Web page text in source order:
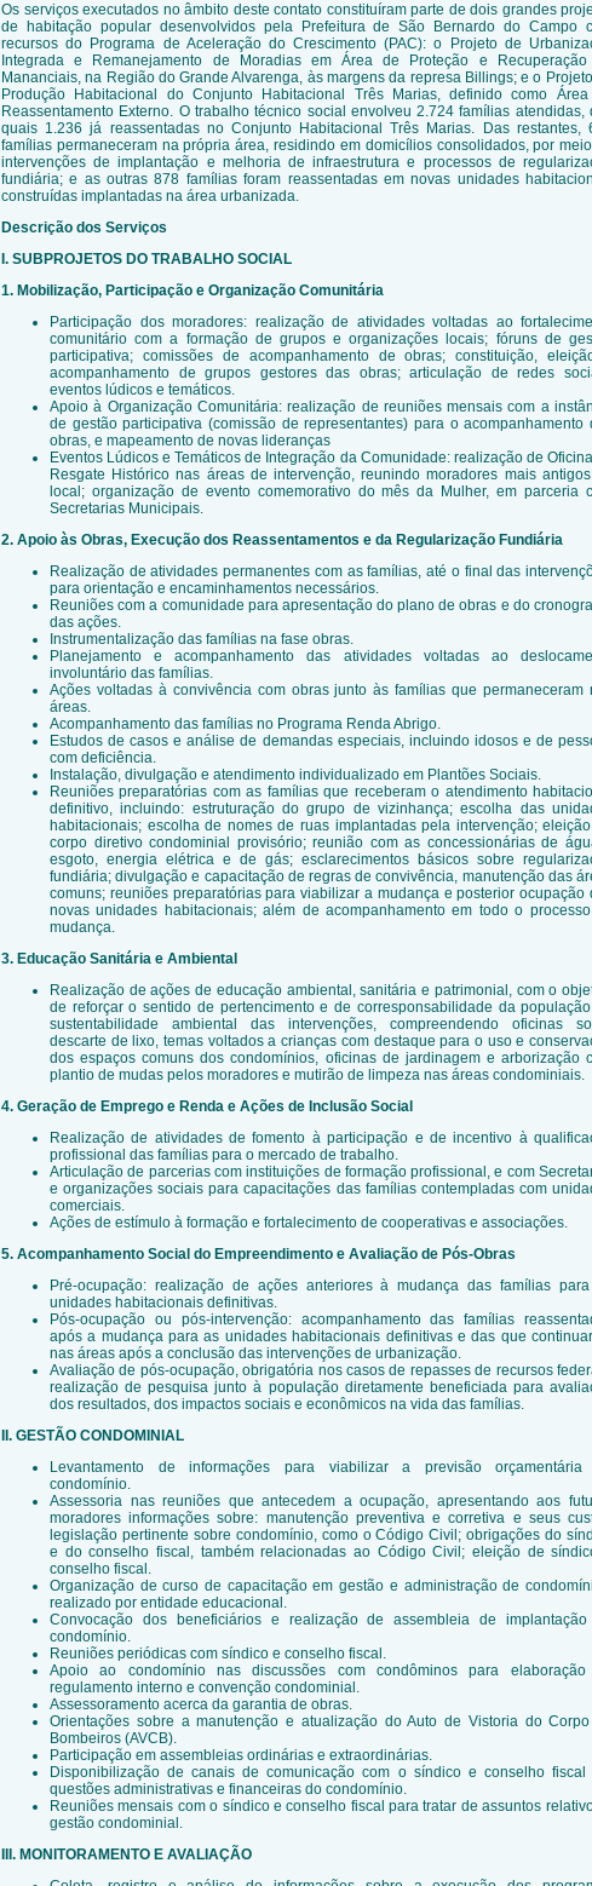
Os serviços executados no âmbito deste contato constituíram parte de dois grandes
de habitação popular desenvolvidos pela Prefeitura de São Bernardo do Campo
recursos do Programa de Aceleração do Crescimento (PAC): o
Projeto de
Integrada e Remanejamento de Moradias em Área de Proteção e
Mananciais, na Região do Grande Alvarenga, às margens da represa Billings; e o
Produção Habitacional do Conjunto Habitacional Três Marias, definido como
Reassentamento Externo. O trabalho técnico social envolveu 2.724 famílias atendidas,
quais 1.236 já reassentadas no Conjunto Habitacional Três Marias. Das restantes,
famílias permaneceram na própria área, residindo em domicílios consolidados, por
intervenções de implantação e melhoria de infraestrutura e processos de
fundiária; e as outras 878 famílias foram reassentadas em novas unidades
construídas implantadas na área urbanizada.
Descrição dos Serviços
I. SUBPROJETOS DO TRABALHO SOCIAL
1. Mobilização, Participação e Organização Comunitária
Participação dos moradores: realização de atividades voltadas ao
comunitário com a formação de grupos e organizações locais; fóruns de
participativa; comissões de acompanhamento de obras; constituição,
acompanhamento de grupos gestores das obras; articulação de redes
eventos lúdicos e temáticos.
Apoio à Organização Comunitária: realização de reuniões mensais com a
de gestão participativa (comissão de representantes) para o acompanhamento
obras, e mapeamento de novas lideranças
Eventos Lúdicos e Temáticos de Integração da Comunidade: realização de
Resgate Histórico nas áreas de intervenção, reunindo moradores mais
local; organização de evento comemorativo do mês da Mulher, em parceria
Secretarias Municipais.
2. Apoio às Obras, Execução dos Reassentamentos e da Regularização Fundiária
Realização de atividades permanentes com as famílias, até o final das
para orientação e encaminhamentos necessários.
Reuniões com a comunidade para apresentação do plano de obras e do
das ações.
Instrumentalização das famílias na fase obras.
Planejamento e acompanhamento das atividades voltadas ao
involuntário das famílias.
Ações voltadas à convivência com obras junto às famílias que permaneceram
áreas.
Acompanhamento das famílias no Programa Renda Abrigo.
Estudos de casos e análise de demandas especiais, incluindo idosos e de
com deficiência.
Instalação, divulgação e atendimento individualizado em Plantões Sociais.
Reuniões preparatórias com as famílias que receberam o atendimento
definitivo, incluindo: estruturação do grupo de vizinhança; escolha das
habitacionais; escolha de nomes de ruas implantadas pela intervenção;
corpo diretivo condominial provisório; reunião com as concessionárias de
esgoto, energia elétrica e de gás; esclarecimentos básicos sobre
fundiária; divulgação e capacitação de regras de convivência, manutenção das
comuns; reuniões preparatórias para viabilizar a mudança e posterior ocupação
novas unidades habitacionais; além de acompanhamento em todo o
mudança.
3. Educação Sanitária e Ambiental
Realização de ações de educação ambiental, sanitária e patrimonial, com o
de reforçar o sentido de pertencimento e de corresponsabilidade da
sustentabilidade ambiental das intervenções, compreendendo oficinas
descarte de lixo, temas voltados a crianças com destaque para o uso e
dos espaços comuns dos condomínios, oficinas de jardinagem e arborização
plantio de mudas pelos moradores e mutirão de limpeza nas áreas condominiais.
4. Geração de Emprego e Renda e Ações de Inclusão Social
Realização de atividades de fomento à participação e de incentivo à
profissional das famílias para o mercado de trabalho.
Articulação de parcerias com instituições de formação profissional, e com
e organizações sociais para capacitações das famílias contempladas com
comerciais.
Ações de estímulo à formação e fortalecimento de cooperativas e associações.
5. Acompanhamento Social do Empreendimento e Avaliação de Pós-Obras
Pré-ocupação: realização de ações anteriores à mudança das famílias
unidades habitacionais definitivas.
Pós-ocupação ou pós-intervenção: acompanhamento das famílias
após a mudança para as unidades habitacionais definitivas e das que
nas áreas após a conclusão das intervenções de urbanização.
Avaliação de pós-ocupação, obrigatória nos casos de repasses de recursos
realização de pesquisa junto à população diretamente beneficiada para
dos resultados, dos impactos sociais e econômicos na vida das famílias.
II. GESTÃO CONDOMINIAL
Levantamento de informações para viabilizar a previsão
condomínio.
Assessoria nas reuniões que antecedem a ocupação, apresentando aos
moradores informações sobre: manutenção preventiva e corretiva e seus
legislação pertinente sobre condomínio, como o Código Civil; obrigações do
e do conselho fiscal, também relacionadas ao Código Civil; eleição de
conselho fiscal.
Organização de curso de capacitação em gestão e administração de
realizado por entidade educacional.
Convocação dos beneficiários e realização de assembleia de
condomínio.
Reuniões periódicas com síndico e conselho fiscal.
Apoio ao condomínio nas discussões com condôminos para
regulamento interno e convenção condominial.
Assessoramento acerca da garantia de obras.
Orientações sobre a manutenção e atualização do Auto de Vistoria do
Bombeiros (AVCB).
Participação em assembleias ordinárias e extraordinárias.
Disponibilização de canais de comunicação com o síndico e conselho fiscal
questões administrativas e financeiras do condomínio.
Reuniões mensais com o síndico e conselho fiscal para tratar de assuntos
gestão condominial.
III. MONITORAMENTO E AVALIAÇÃO